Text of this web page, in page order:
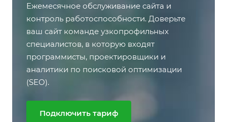
Ежемесячное обслуживание сайта и
контроль работоспособности. Доверьте
ваш сайт команде узкопрофильных
специалистов, в которую входят
программисты, проектировщики и
аналитики по поисковой оптимизации
(SEO).
Подключить тариф